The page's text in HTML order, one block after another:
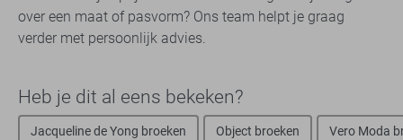
over een maat of pasvorm? Ons team helpt je graag
verder met persoonlijk advies.
Heb je dit al eens bekeken?
Jacqueline de Yong broeken Object broeken Vero Moda